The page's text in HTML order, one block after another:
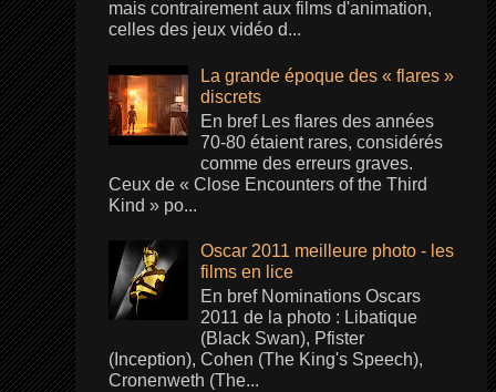
mais contrairement aux films d'animation,
celles des jeux vidéo d...
La grande époque des « flares »
discrets
En bref Les flares des années
70-80 étaient rares, considérés
comme des erreurs graves.
Ceux de « Close Encounters of the Third
Kind » po...
Oscar 2011 meilleure photo - les
films en lice
En bref Nominations Oscars
2011 de la photo : Libatique
(Black Swan), Pfister
(Inception), Cohen (The King's Speech),
Cronenweth (The...